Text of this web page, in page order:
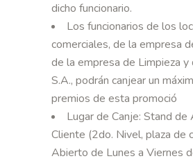
dicho funcionario.
Los funcionarios de los
comerciales, de la empresa
de la empresa de Limpieza
S.A., podrán canjear un
premios de esta promoció
Lugar de Canje: Stand de
Cliente (2do. Nivel, plaza de
Abierto de Lunes a Viernes